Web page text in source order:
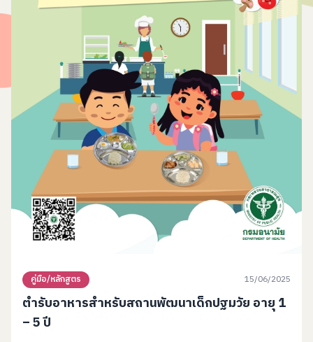
คู่มือ/หลักสูตร 15/06/2025
ตำรับอาหารสำหรับสถานพัฒนาเด็กปฐมวัย อายุ 1
– 5 ปี